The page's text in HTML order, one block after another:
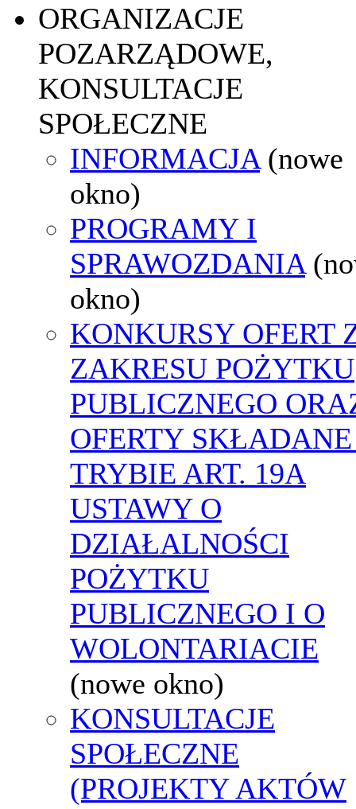
ORGANIZACJE
POZARZĄDOWE,
KONSULTACJE
SPOŁECZNE
INFORMACJA (nowe
okno)
PROGRAMY I
SPRAWOZDANIA
okno)
KONKURSY OFERT
ZAKRESU POŻYTKU
PUBLICZNEGO
OFERTY
TRYBIE ART. 19A
USTAWY O
DZIAŁALNOŚCI
POŻYTKU
PUBLICZNEGO I O
WOLONTARIACIE
(nowe okno)
KONSULTACJE
SPOŁECZNE
(PROJEKTY AKTÓW